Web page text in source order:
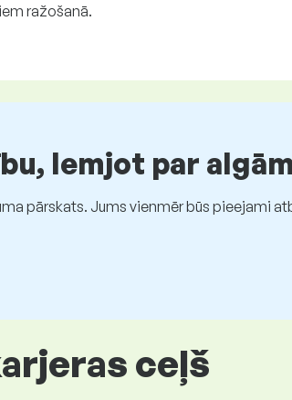
ražošanā.
lemjot par algām
pārskats. Jums vienmēr būs pieejami
ceļš